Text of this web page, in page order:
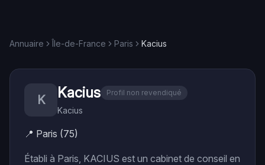
Annuaire Île-de-France Paris Kacius
K Kacius Profil non revendiqué
Kacius
📍 Paris (75)
Établi à Paris, KACIUS est un cabinet de conseil en